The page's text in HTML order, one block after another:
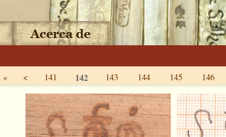
« < 141 142 143 144 145 146